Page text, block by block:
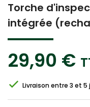
Torche
intégrée
29,90 €
Livraison entre 3 et 5